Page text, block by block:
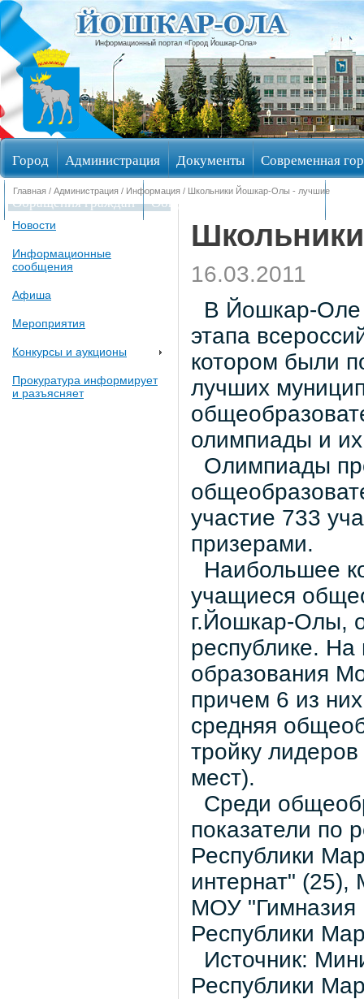
Информационный портал «Город Йошкар-Ола»
Город Администрация Документы Современная
Обращения граждан Общественные обсуждения
Главная / Администрация / Информация / Школьники Йошкар-Олы - лучшие
Новости
Информационные
сообщения
Афиша
Мероприятия
Конкурсы и аукционы
Прокуратура информирует
и разъясняет
16.03.2011
В Йошкар-Оле
этапа
котором были
лучших
олимпиады и
Олимпиады
участие 733
призерами.
Наибольшее
учащиеся
г.Йошкар-Олы,
республике.
образования
причем 6 из
средняя
тройку
мест).
Среди
показатели по
Республики
интернат"
МОУ
Республики
Источник:
Республики